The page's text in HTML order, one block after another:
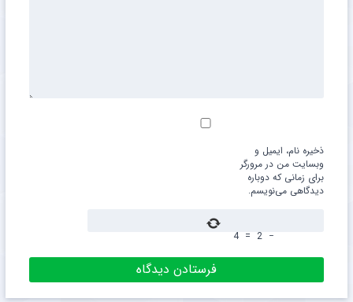
ذخیره نام، ایمیل و
وبسایت من در مرورگر
برای زمانی که دوباره
دیدگاهی می‌نویسم.
−
2
=
4